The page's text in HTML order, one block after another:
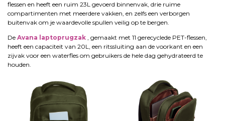
flessen en heeft een ruim 23L gevoerd binnenvak, drie ruime
compartimenten met meerdere vakken, en zelfs een verborgen
buitenvak om je waardevolle spullen veilig op te bergen.
De Avana laptoprugzak , gemaakt met 11 gerecyclede PET-flessen,
heeft een capaciteit van 20L, een ritssluiting aan de voorkant en een
zijvak voor een waterfles om gebruikers de hele dag gehydrateerd te
houden.